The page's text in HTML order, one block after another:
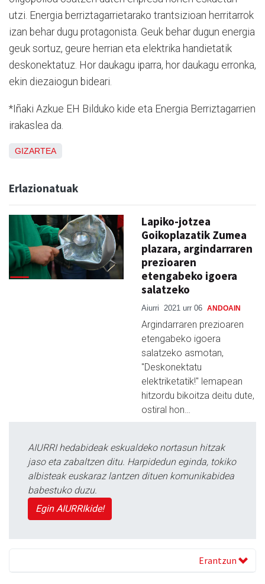
utzi. Energia berriztagarrietarako trantsizioan herritarrok
izan behar dugu protagonista. Geuk behar dugun energia
geuk sortuz, geure herrian eta elektrika handietatik
deskonektatuz. Hor daukagu iparra, hor daukagu erronka,
ekin diezaiogun bideari.
*Iñaki Azkue EH Bilduko kide eta Energia Berriztagarrien
irakaslea da.
GIZARTEA
Erlazionatuak
Lapiko-jotzea
Goikoplazatik Zumea
plazara, argindarraren
prezioaren
etengabeko igoera
salatzeko
Aiurri 2021 urr 06 ANDOAIN
Argindarraren prezioaren
etengabeko igoera
salatzeko asmotan,
"Deskonektatu
elektriketatik!" lemapean
hitzordu bikoitza deitu dute,
ostiral hon…
AIURRI hedabideak eskualdeko nortasun hitzak
jaso eta zabaltzen ditu. Harpidedun eginda, tokiko
albisteak euskaraz lantzen dituen komunikabidea
babestuko duzu.
Egin AIURRIkide!
Erantzun